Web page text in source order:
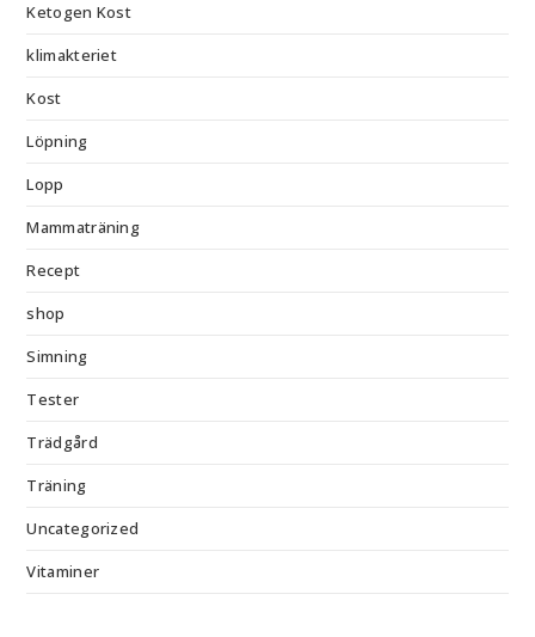
Ketogen Kost
klimakteriet
Kost
Löpning
Lopp
Mammaträning
Recept
shop
Simning
Tester
Trädgård
Träning
Uncategorized
Vitaminer